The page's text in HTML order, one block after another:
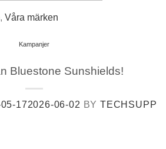
, Våra märken
Kampanjer
Bluestone Sunshields!
172026-06-02 BY TECHSUPP